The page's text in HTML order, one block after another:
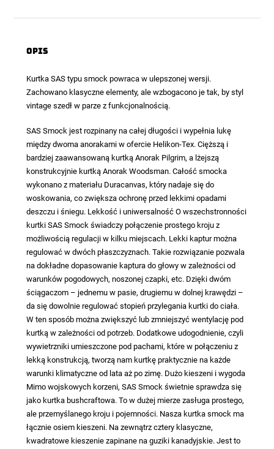
Opis
Kurtka SAStypu smock powraca w ulepszonej wersji.
Zachowano klasyczne elementy, ale wzbogacono je tak, by styl
vintage szedł w parze z funkcjonalnością.
SAS Smock jest rozpinany na całej długości i wypełnia lukę
między dwoma anorakami w ofercie Helikon-Tex. Cięższą i
bardziej zaawansowaną kurtką Anorak Pilgrim, a lżejszą
konstrukcyjnie kurtką Anorak Woodsman. Całość smocka
wykonano z materiału Duracanvas, który nadaje się do
woskowania, co zwiększa ochronę przed lekkimi opadami
deszczu i śniegu. Lekkość i uniwersalność O wszechstronności
kurtki SAS Smock świadczy połączenie prostego kroju z
możliwością regulacji w kilku miejscach. Lekki kaptur można
regulować w dwóch płaszczyznach. Takie rozwiązanie pozwala
na dokładne dopasowanie kaptura do głowy w zależności od
warunków pogodowych, noszonej czapki, etc. Dzięki dwóm
ściągaczom – jednemu w pasie, drugiemu w dolnej krawędzi –
da się dowolnie regulować stopień przylegania kurtki do ciała.
W ten sposób można zwiększyć lub zmniejszyć wentylację pod
kurtką w zależności od potrzeb. Dodatkowe udogodnienie, czyli
wywietrzniki umieszczone pod pachami, które w połączeniu z
lekką konstrukcją, tworzą nam kurtkę praktycznie na każde
warunki klimatyczne od lata aż po zimę. Dużo kieszeni i wygoda
Mimo wojskowych korzeni, SAS Smock świetnie sprawdza się
jako kurtka bushcraftowa. To w dużej mierze zasługa prostego,
ale przemyślanego kroju i pojemności. Nasza kurtka smock ma
łącznie osiem kieszeni. Na zewnątrz cztery klasyczne,
kwadratowe kieszenie zapinane na guziki kanadyjskie. Jest to